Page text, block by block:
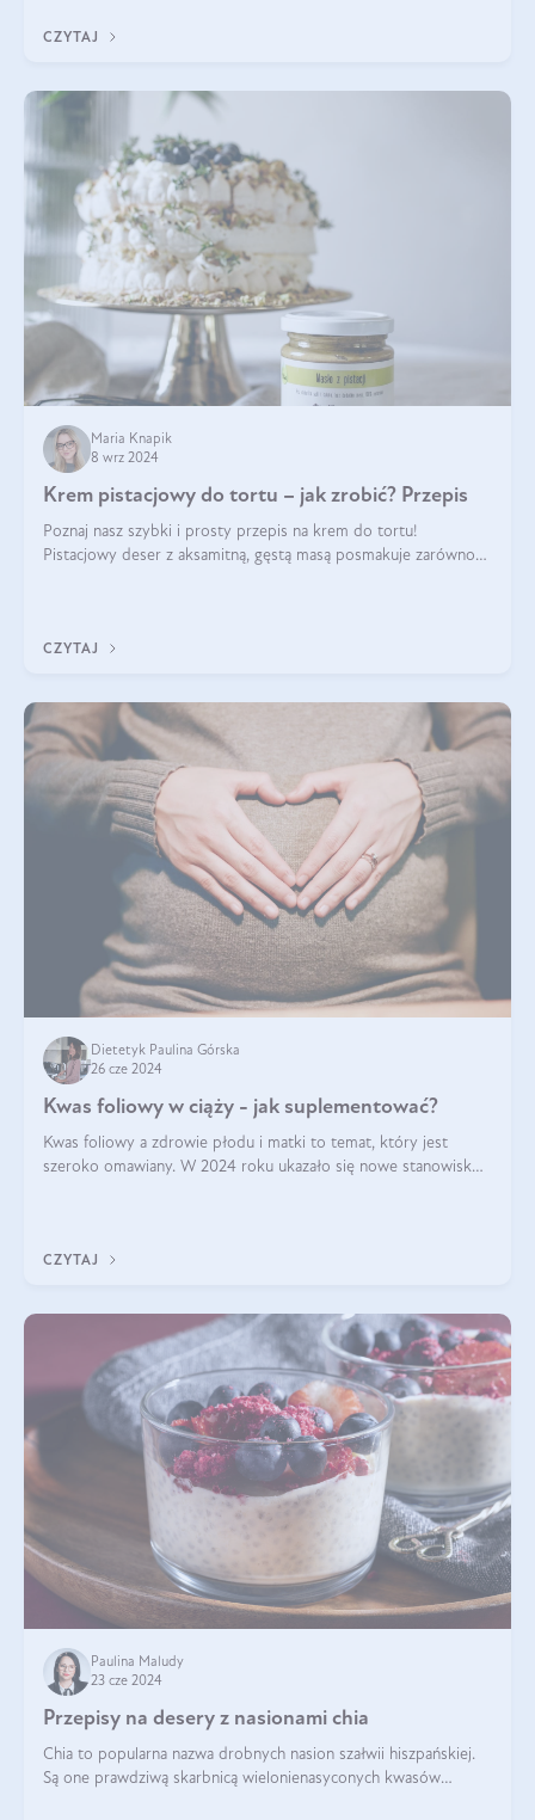
CZYTAJ
Maria Knapik
8 wrz 2024
Krem pistacjowy do tortu – jak zrobić? Przepis
Poznaj nasz szybki i prosty przepis na krem do tortu!
Pistacjowy deser z aksamitną, gęstą masą posmakuje zarówno
CZYTAJ
Dietetyk Paulina Górska
26 cze 2024
Kwas foliowy w ciąży - jak suplementować?
Kwas foliowy a zdrowie płodu i matki to temat, który jest
szeroko omawiany. W 2024 roku ukazało się nowe stanowisko
CZYTAJ
Paulina Maludy
23 cze 2024
Przepisy na desery z nasionami chia
Chia to popularna nazwa drobnych nasion szałwii hiszpańskiej.
Są one prawdziwą skarbnicą wielonienasyconych kwasów